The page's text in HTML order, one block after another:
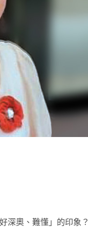
深奧、難懂」的印象？